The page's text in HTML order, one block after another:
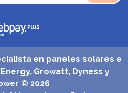
en paneles solares e
Growatt, Dyness y
© 2026